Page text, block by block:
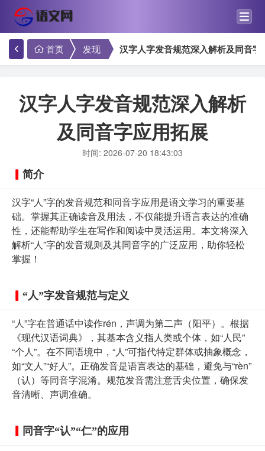
首页 发现 汉字人字发音规范深入解析及同音字
汉字人字发音规范深入解析
及同音字应用拓展
时间: 2026-07-20 18:43:03
简介
汉字“人”字的发音规范和同音字应用是语文学习的重要基
础。掌握其正确读音及用法，不仅能提升语言表达的准确
性，还能帮助学生在写作和阅读中灵活运用。本文将深入
解析“人”字的发音规则及其同音字的广泛应用，助你轻松
掌握！
“人”字发音规范与定义
“人”字在普通话中读作rén，声调为第二声（阳平）。根据
《现代汉语词典》，其基本含义指人类或个体，如“人民”
“个人”。在不同语境中，“人”可指代特定群体或抽象概念，
如“文人”“好人”。正确发音是语言表达的基础，避免与“rèn”
（认）等同音字混淆。规范发音需注意舌尖位置，确保发
音清晰、声调准确。
同音字“认”“仁”的应用